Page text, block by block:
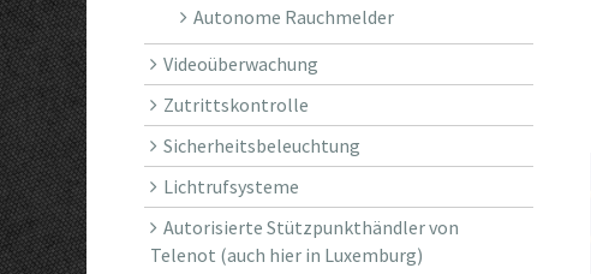
Autonome Rauchmelder
Videoüberwachung
Zutrittskontrolle
Sicherheitsbeleuchtung
Lichtrufsysteme
Autorisierte Stützpunkthändler von
Telenot (auch hier in Luxemburg)